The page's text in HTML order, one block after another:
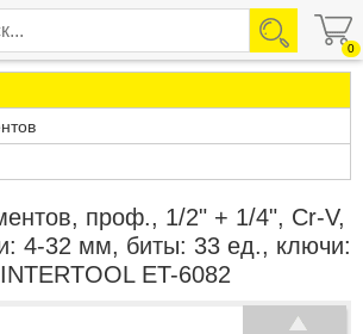
0
проф., 1/2" + 1/4", Cr-V,
4-32 мм, биты: 33 ед., ключи:
ET-6082